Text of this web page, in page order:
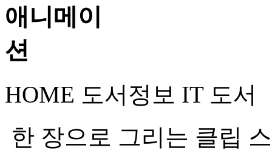
HOME 도서정보 IT 도서
한 장으로 그리는 클립